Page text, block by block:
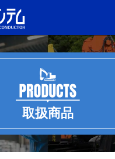
取扱商品